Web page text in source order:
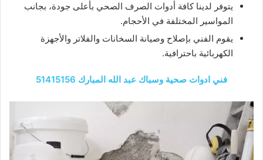
يتوفر لدينا كافة أدوات الصرف الصحي بأعلى جودة، بجانب
المواسير المختلفة في الأحجام.
يقوم الفني بإصلاح وصيانة السخانات والفلاتر والأجهزة
الكهربائية باحترافية.
فني ادوات صحية وسباك عبد الله المبارك 51415156